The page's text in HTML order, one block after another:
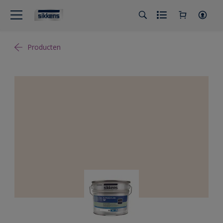
Producten